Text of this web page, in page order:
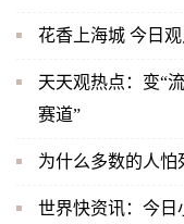
花香上海城 今日
天天观热点：变“
赛道”
为什么多数的人怕
世界快资讯：今日